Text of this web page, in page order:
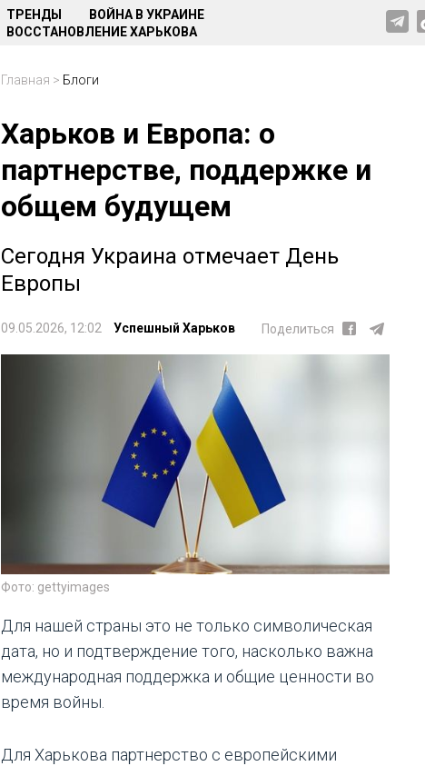
ТРЕНДЫ
ВОЙНА В УКРАИНЕ
ВОССТАНОВЛЕНИЕ ХАРЬКОВА
Главная > Блоги
Харьков и Европа: о
партнерстве, поддержке и
общем будущем
Сегодня Украина отмечает День
Европы
09.05.2026, 12:02 Успешный Харьков Поделиться
Фото: gettyimages
Для нашей страны это не только символическая
дата, но и подтверждение того, насколько важна
международная поддержка и общие ценности во
время войны.
Для Харькова партнерство с европейскими